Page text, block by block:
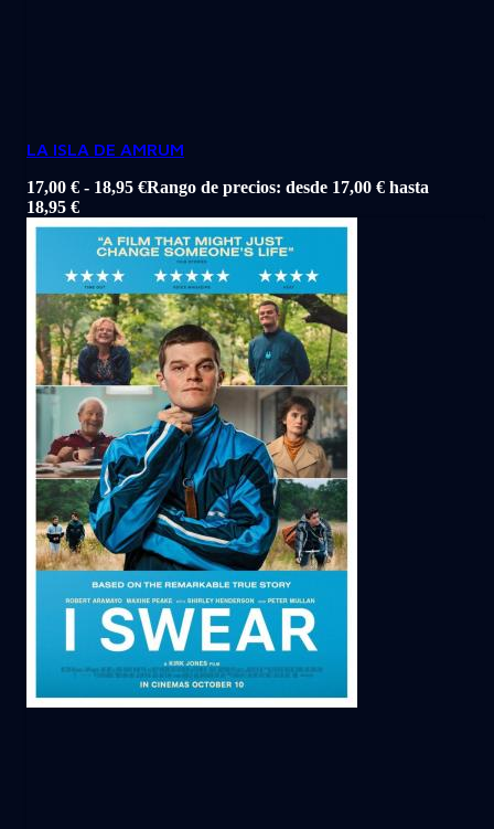
LA ISLA DE AMRUM
17,00 € - 18,95 €Rango de precios: desde 17,00 € hasta
18,95 €